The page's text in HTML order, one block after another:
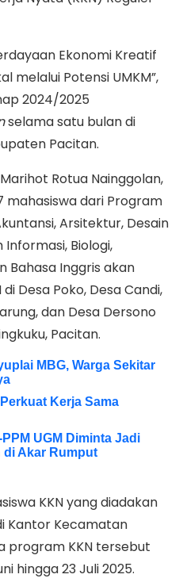
Ekonomi Kreatif
melalui Potensi UMKM”,
2024/2025
selama satu bulan di
Pacitan.
Rotua Nainggolan,
mahasiswa dari Program
Arsitektur, Desain
Biologi,
Bahasa Inggris akan
Desa Poko, Desa Candi,
dan Desa Dersono
Pacitan.
MBG, Warga Sekitar
Kerja Sama
UGM Diminta Jadi
di Akar Rumput
KKN yang diadakan
Kantor Kecamatan
program KKN tersebut
hingga 23 Juli 2025.